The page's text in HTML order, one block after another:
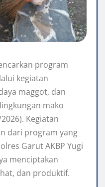
program
kegiatan
maggot, dan
mako
Kegiatan
dari program yang
Garut AKBP Yugi
menciptakan
dan produktif.